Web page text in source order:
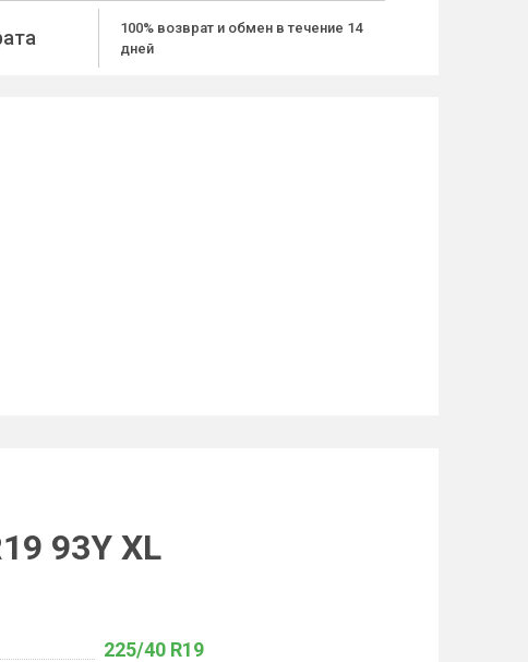
100% возврат и обмен в течение 14
дней
93Y XL
225/40 R19